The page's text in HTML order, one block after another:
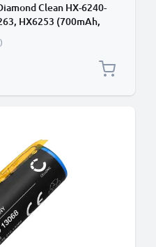
Clean HX-6240-
HX6253 (700mAh,